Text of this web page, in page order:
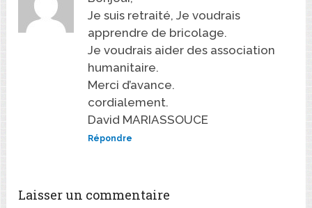
Je suis retraité, Je voudrais
apprendre de bricolage.
Je voudrais aider des association
humanitaire.
Merci d’avance.
cordialement.
David MARIASSOUCE
Répondre
Laisser un commentaire